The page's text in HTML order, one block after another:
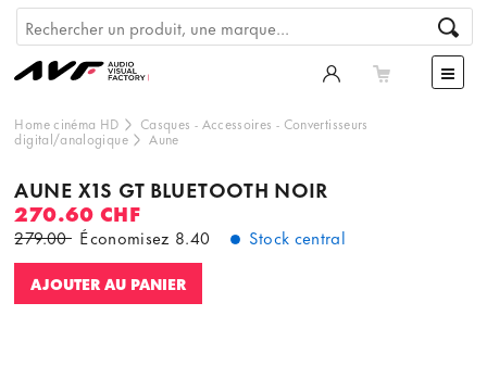
Home cinéma HD Casques - Accessoires - Convertisseurs
digital/analogique Aune
AUNE X1S GT BLUETOOTH NOIR
270.60 CHF
279.00 Économisez 8.40 Stock central
AJOUTER AU PANIER